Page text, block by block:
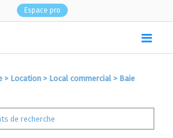
Espace pro
> Location > Local commercial > Baie
de recherche